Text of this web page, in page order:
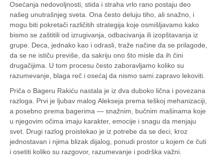
Osećanja nedovoljnosti, stida i straha vrlo rano postaju deo
našeg unutrašnjeg sveta. Ona često deluju tiho, ali snažno, i
mogu biti pokretači različitih strategija koje osmišljavamo kako
bismo se zaštitili od izrugivanja, odbacivanja ili izopštavanja iz
grupe. Deca, jednako kao i odrasli, traže načine da se prilagode,
da se ne ističu previše, da sakriju ono što misle da ih čini
drugačijima. U tom procesu često zaboravljamo koliko su
razumevanje, blaga reč i osećaj da nismo sami zapravo lekoviti.
Priča o Bageru Rakiću nastala je iz dva duboko lična i povezana
razloga. Prvi je ljubav malog Alekseja prema teškoj mehanizaciji,
a posebno prema bagerima — snažnim, bučnim mašinama koje
u njegovim očima imaju karakter, emocije i snagu da menjaju
svet. Drugi razlog proistekao je iz potrebe da se deci, kroz
jednostavan i njima blizak dijalog, ponudi prostor u kojem će čuti
i osetiti koliko su razgovor, razumevanje i podrška važni.